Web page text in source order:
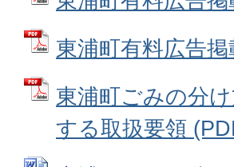
東浦町有料広告
東浦町ごみの分
する取扱要領